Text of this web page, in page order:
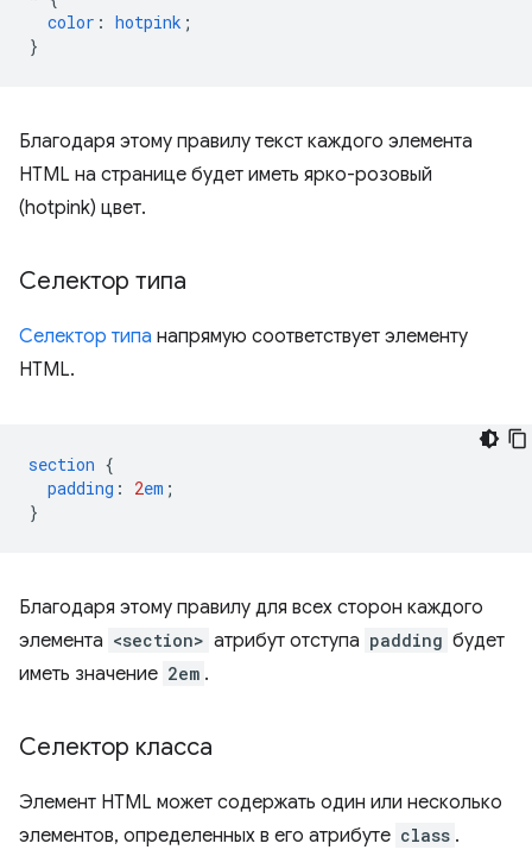
color : hotpink ;
}
Благодаря этому правилу текст каждого элемента
HTML на странице будет иметь ярко-розовый
(hotpink) цвет.
Селектор типа
Селектор типа напрямую соответствует элементу
HTML.
section {
padding : 2em ;
}
Благодаря этому правилу для всех сторон каждого
элемента <section> атрибут отступа padding будет
иметь значение 2em .
Селектор класса
Элемент HTML может содержать один или несколько
элементов, определенных в его атрибуте class .